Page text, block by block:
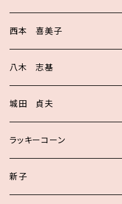
西本 喜美子
八木 志基
城田 貞夫
ラッキーコーン
新子